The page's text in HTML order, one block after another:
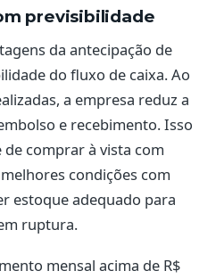
previsibilidade
da antecipação de
do fluxo de caixa. Ao
a empresa reduz a
e recebimento. Isso
comprar à vista com
condições com
estoque adequado para
ruptura.
mensal acima de R$